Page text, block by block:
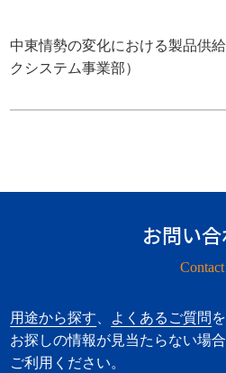
中東情勢の変化における製品供
クシステム事業部）
お問い
Contact
用途から探す、 よくあるご質問
お探しの情報が見当たらない場
ご利用ください。